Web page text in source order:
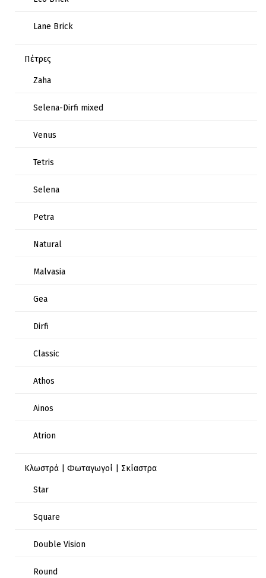
Lane Brick
Πέτρες
Zaha
Selena-Dirfi mixed
Venus
Tetris
Selena
Petra
Natural
Malvasia
Gea
Dirfi
Classic
Athos
Ainos
Atrion
Κλωστρά | Φωταγωγοί | Σκίαστρα
Star
Square
Double Vision
Round